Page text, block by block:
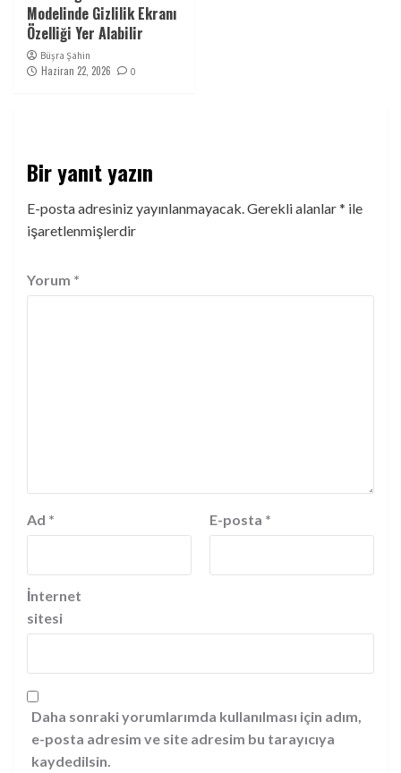
Modelinde Gizlilik Ekranı
Özelliği Yer Alabilir
Büşra Şahin
Haziran 22, 2026 0
Bir yanıt yazın
E-posta adresiniz yayınlanmayacak.Gerekli alanlar* ile
işaretlenmişlerdir
Yorum *
Ad * E-posta *
İnternet
sitesi
Daha sonraki yorumlarımda kullanılması için adım,
e-posta adresim ve site adresim bu tarayıcıya
kaydedilsin.